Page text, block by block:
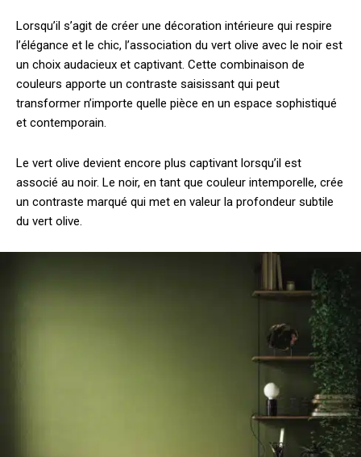
Lorsqu’il s’agit de créer une décoration intérieure qui respire
l’élégance et le chic, l’association du vert olive avec le noir est
un choix audacieux et captivant. Cette combinaison de
couleurs apporte un contraste saisissant qui peut
transformer n’importe quelle pièce en un espace sophistiqué
et contemporain.
Le vert olive devient encore plus captivant lorsqu’il est
associé au noir. Le noir, en tant que couleur intemporelle, crée
un contraste marqué qui met en valeur la profondeur subtile
du vert olive.